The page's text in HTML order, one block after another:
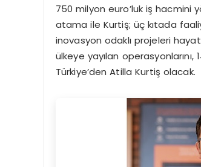
750 milyon euro’luk iş
atama ile Kurtiş; üç kıtada
inovasyon odaklı projeleri
ülkeye yayılan
Türkiye’den Atilla Kurtiş olacak.